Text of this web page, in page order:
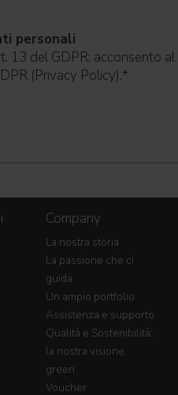
personali
13 del GDPR; acconsento al
(Privacy Policy).*
Company
La nostra storia
La passione che ci
guida
Un ampio portfolio
Assistenza e supporto
Qualità e Sostenibilità:
la nostra visione
green
Voucher